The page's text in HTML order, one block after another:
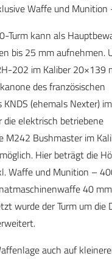
Waffe und Munition
Turm kann als
bis 25 mm aufnehmen.
202 im Kaliber 20×139
des französischen
(ehemals Nexter)
elektrisch betriebene
M242 Bushmaster im
Hier beträgt die
Waffe und Munition –
40
wurde der Turm um die
auch auf